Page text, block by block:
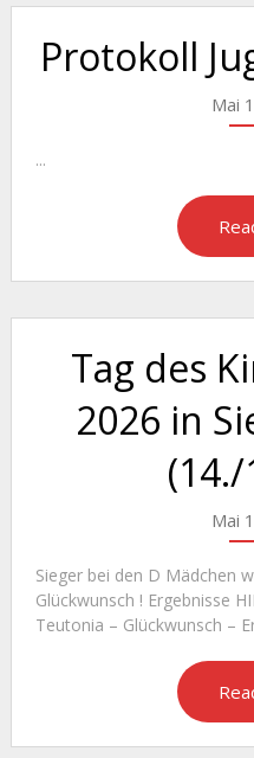
Protokoll
Mai
...
Tag des
2026 in
Mai
Sieger bei den D Mädchen
Glückwunsch ! Ergebnisse
Teutonia – Glückwunsch –